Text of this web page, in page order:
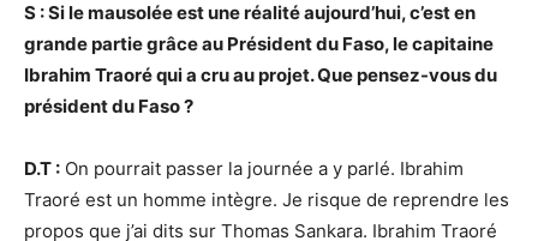
S : Si le mausolée est une réalité aujourd’hui, c’est en
grande partie grâce au Président du Faso, le capitaine
Ibrahim Traoré qui a cru au projet. Que pensez-vous du
président du Faso ?
D.T : On pourrait passer la journée a y parlé. Ibrahim
Traoré est un homme intègre. Je risque de reprendre les
propos que j’ai dits sur Thomas Sankara. Ibrahim Traoré